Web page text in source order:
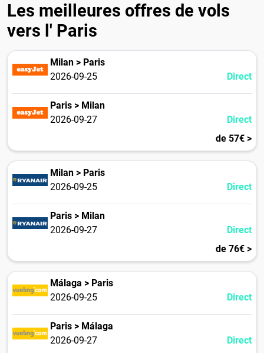
Les meilleures offres de vols
vers l' Paris
Milan > Paris
2026-09-25
Direct
Paris > Milan
2026-09-27
Direct
de 57€ >
Milan > Paris
2026-09-25
Direct
Paris > Milan
2026-09-27
Direct
de 76€ >
Málaga > Paris
2026-09-25
Direct
Paris > Málaga
2026-09-27
Direct